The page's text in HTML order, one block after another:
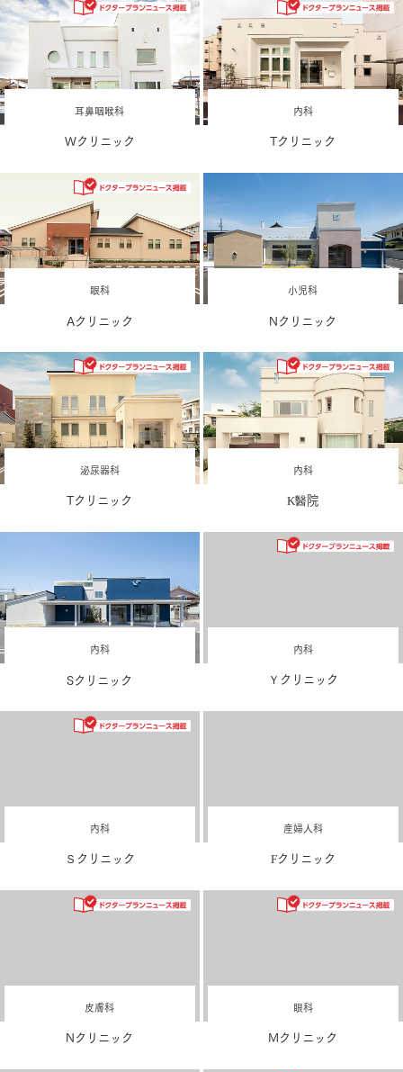
耳鼻咽喉科
Wクリニック
内科
Tクリニック
眼科
Aクリニック
小児科
Nクリニック
泌尿器科
Tクリニック
内科
K醫院
内科
Sクリニック
内科
Ｙクリニック
内科
Ｓクリニック
産婦人科
Fクリニック
皮膚科
Nクリニック
眼科
Mクリニック